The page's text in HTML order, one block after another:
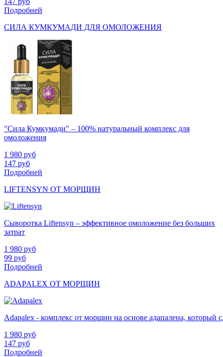
Подробней
СИЛА КУМКУМАДИ ДЛЯ ОМОЛОЖЕНИЯ
"Сила Кумкумади" – 100% натуральный комплекс для
омоложения
1 980 руб
147 руб
Подробней
LIFTENSYN ОТ МОРЩИН
Сыворотка Liftensyn – эффективное омоложение без больших
затрат
1 980 руб
99 руб
Подробней
ADAPALEX ОТ МОРЩИН
Adapalex - комплекс от морщин на основе адапалена,
1 980 руб
147 руб
Подробней